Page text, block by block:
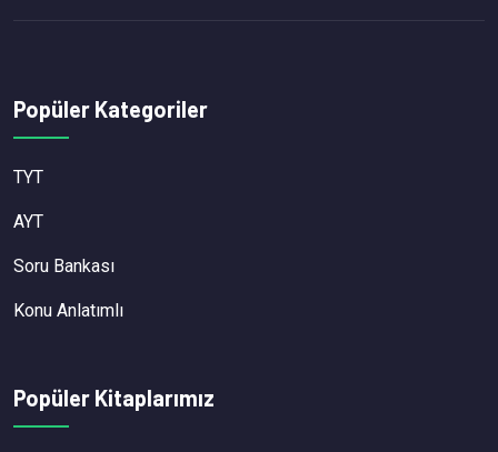
Popüler Kategoriler
TYT
AYT
Soru Bankası
Konu Anlatımlı
Popüler Kitaplarımız